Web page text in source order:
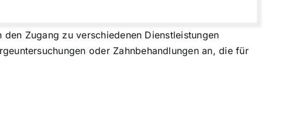
Zugang zu verschiedenen Dienstleistungen
oder Zahnbehandlungen an, die für